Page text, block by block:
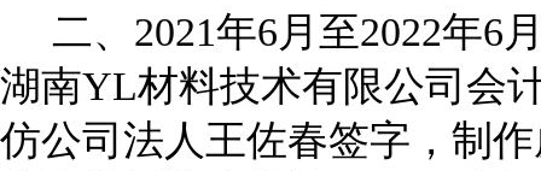
二、2021年6月至2022年6
湖南YL材料技术有限公司会
仿公司法人王佐春签字，制